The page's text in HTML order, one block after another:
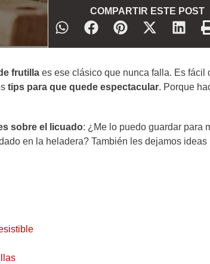
COMPARTIR ESTE POST
frutilla es ese clásico que nunca falla. Es fácil
tips para que quede espectacular. Porque
sobre el licuado: ¿Me lo puedo guardar para
en la heladera? También les dejamos ideas